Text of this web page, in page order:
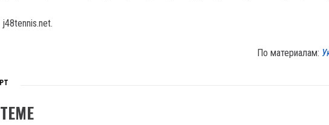
По материалам: